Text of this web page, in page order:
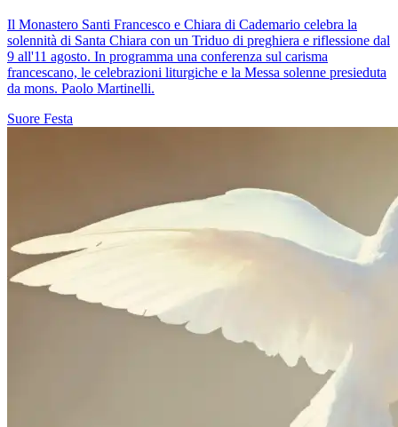
Il Monastero Santi Francesco e Chiara di Cademario celebra la
solennità di Santa Chiara con un Triduo di preghiera e riflessione dal
9 all'11 agosto. In programma una conferenza sul carisma
francescano, le celebrazioni liturgiche e la Messa solenne presieduta
da mons. Paolo Martinelli.
Suore Festa